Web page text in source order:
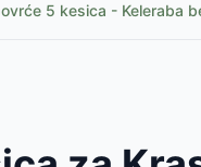
5 kesica - Keleraba